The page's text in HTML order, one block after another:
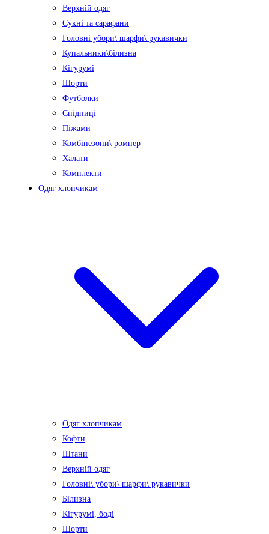
Верхній одяг
Сукні та сарафани
Головні убори\ шарфи\ рукавички
Купальники\білизна
Кігурумі
Шорти
Футболки
Спідниці
Піжами
Комбінезони\ ромпер
Халати
Комплекти
Одяг хлопчикам
Одяг хлопчикам
Кофти
Штани
Верхній одяг
Головні\ убори\ шарфи\ рукавички
Білизна
Кігурумі, боді
Шорти